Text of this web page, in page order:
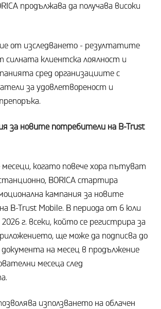
продължава да получава високи
от изследването - резултатите
клиентска лоялност и
сред организациите с
за удовлетвореност и
за новите потребители на B-Trust
когато повече хора пътуват
BORICA стартира
кампания за новите
B-Trust Mobile. В периода от 6 юли
г. всеки, който се регистрира за
ще може да подписва до
на месец в продължение
месеца след
използването на облачен